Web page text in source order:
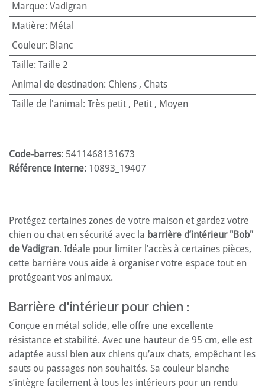
Marque: Vadigran
Matière: Métal
Couleur: Blanc
Taille: Taille 2
Animal de destination: Chiens, Chats
Taille de l'animal : Très petit, Petit, Moyen
Code-barres: 5411468131673
Référence interne: 10893_19407
Protégez certaines zones de votre maison et gardez votre
chien ou chat en sécurité avec la barrière d’intérieur "Bob"
de Vadigran. Idéale pour limiter l’accès à certaines pièces,
cette barrière vous aide à organiser votre espace tout en
protégeant vos animaux.
Barrière d'intérieur pour chien :
Conçue en métal solide, elle offre une excellente
résistance et stabilité. Avec une hauteur de 95 cm, elle est
adaptée aussi bien aux chiens qu’aux chats, empêchant les
sauts ou passages non souhaités. Sa couleur blanche
s’intègre facilement à tous les intérieurs pour un rendu